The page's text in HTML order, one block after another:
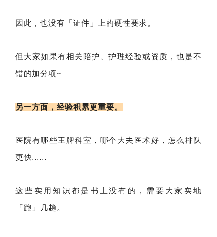
因此，也没有「证件」上的硬性要求。
但大家如果有相关陪护、护理经验或资质，也是不
错的加分项~
另一方面，经验积累更重要。
医院有哪些王牌科室，哪个大夫医术好，怎么排队
更快......
这些实用知识都是书上没有的，需要大家实地
「跑」几趟。